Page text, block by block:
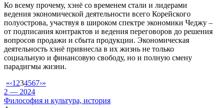
Ко всему прочему, хэнё со временем стали и лидерами
ведения экономической деятельности всего Корейского
полуострова, участвуя в широком спектре экономики Чеджу –
от подписания контрактов и ведения переговоров до решения
вопросов продажи и сбыта продукции. Экономическая
деятельность хэнё привнесла в их жизнь не только
социальную и финансовую свободу, но и полную смену
парадигмы жизни.
«‹1 234567›»
2 — 2024
Философия и культура, история